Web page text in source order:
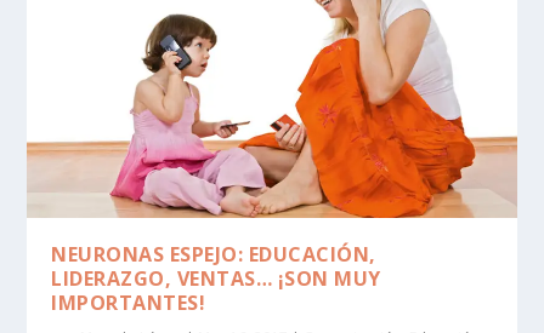
NEURONAS ESPEJO: EDUCACIÓN,
LIDERAZGO, VENTAS… ¡SON MUY
IMPORTANTES!